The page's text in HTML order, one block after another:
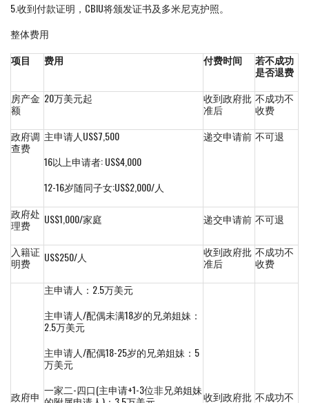
5.收到付款证明，CBIU将颁发证书及多米尼克护照。
整体费用
项目
费用 付费时间
若不成功
是否退费
房产金
额
20万美元起
收到政府批
准后
不成功不
收费
政府调
查费
主申请人US$7,500
16以上申请者: US$4,000
12-16岁随同子女:US$2,000/人
递交申请前 不可退
政府处
理费
US$1,000/家庭 递交申请前 不可退
入籍证
明费
US$250/人
收到政府批
准后
不成功不
收费
政府申
主申请人：2.5万美元
主申请人/配偶未满18岁的兄弟姐妹：
2.5万美元
主申请人/配偶18-25岁的兄弟姐妹：5
万美元
一家二-四口(主申请+1-3位非兄弟姐妹收到政府批 不成功不